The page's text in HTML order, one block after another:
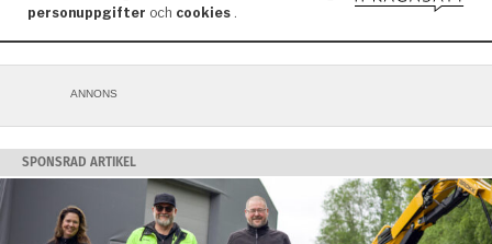
ANNONS
SPONSRAD ARTIKEL